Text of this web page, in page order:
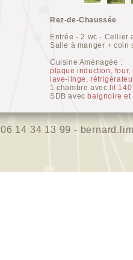
Rez-de-Chaussée
Entrée - 2 wc - Cellier
Salle à manger + coin
Cuisine Aménagée :
plaque induction,
lave-linge,
1 chambre avec lit 140
SDB avec baignoire et
06 14 34 13 99 -